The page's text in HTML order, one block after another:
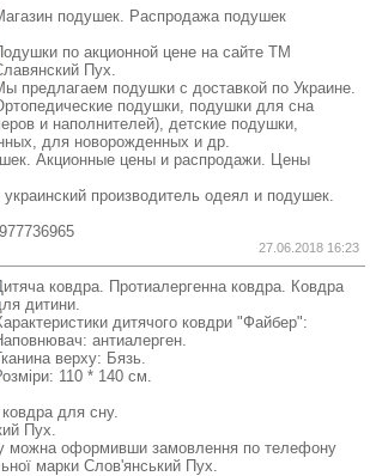
подушек. Распродажа подушек
по акционной цене на сайте ТМ
Пух.
предлагаем подушки с доставкой по Украине.
подушки, подушки для сна
и наполнителей), детские подушки,
для новорожденных и др.
Акционные цены и распродажи. Цены
производитель одеял и подушек.
27.06.2018 16:23
ковдра. Протиалергенна ковдра. Ковдра
дитини.
дитячого ковдри "Файбер":
антиалерген.
верху: Бязь.
110 * 140 см.
для сну.
Пух.
можна оформивши замовлення по телефону
марки Слов'янський Пух.